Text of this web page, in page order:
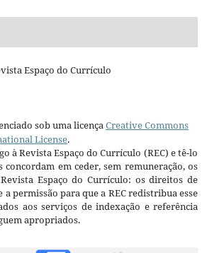
Espaço do Currículo
sob uma licençaCreative Commons
License.
à Revista Espaço do Currículo (REC) e tê-lo
em ceder, sem remuneração, os
Espaço do Currículo: os direitos de
permissão para que a REC redistribua esse
aos serviços de indexação e referência
apropriados.